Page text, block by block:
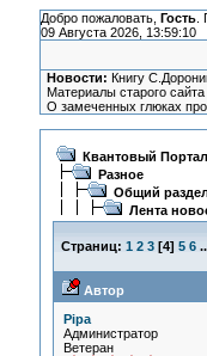
Добро пожаловать, Гость.
09 Августа 2026, 13:59:10
Новости: Книгу
Материалы старого
О замеченных глюках
Квантовый Портал
Разное
Общий
Лента
Страниц: 1 2 3[4] 5 6
Автор
Pipa
Администратор
Ветеран